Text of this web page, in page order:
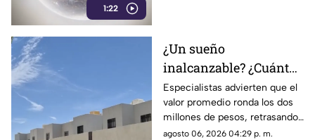
1:22
¿Un sueño
inalcanzable? ¿Cuánto
cuesta comprar una
casa en La Laguna?
Especialistas advierten que el
valor promedio ronda los dos
millones de pesos, retrasando
considerablemente la edad en
agosto 06, 2026 04:29 p. m.